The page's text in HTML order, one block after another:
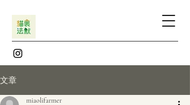
文章
miaolifarmer